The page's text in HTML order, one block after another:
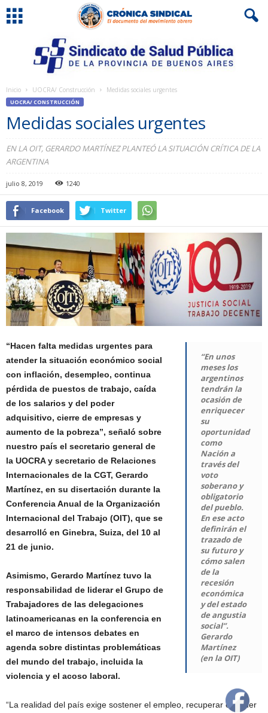
Inicio UOCRA/ Construcción Medidas sociales urgentes
UOCRA/ CONSTRUCCIÓN
Medidas sociales urgentes
EN LA OIT, GERARDO MARTÍNEZ PLANTEÓ LA SITUACIÓN CRÍTICA DE LA
ARGENTINA
julio 8, 2019 1240
Facebook Twitter
“En unos
meses los
argentinos
tendrán la
ocasión de
enriquecer
su
oportunidad
como
Nación a
través del
voto
soberano y
obligatorio
del pueblo.
En ese acto
definirán el
trazado de
su futuro y
cómo salen
de la
recesión
económica
y del estado
de angustia
social”.
Gerardo
Martínez
(en la OIT)
“Hacen falta medidas urgentes para
atender la situación económico social
con inflación, desempleo, continua
pérdida de puestos de trabajo, caída
de los salarios y del poder
adquisitivo, cierre de empresas y
aumento de la pobreza”, señaló sobre
nuestro país el secretario general de
la UOCRA y secretario de Relaciones
Internacionales de la CGT, Gerardo
Martínez, en su disertación durante la
Conferencia Anual de la Organización
Internacional del Trabajo (OIT), que se
desarrolló en Ginebra, Suiza, del 10 al
21 de junio.
Asimismo, Gerardo Martínez tuvo la
responsabilidad de liderar el Grupo de
Trabajadores de las delegaciones
latinoamericanas en la conferencia en
el marco de intensos debates en
agenda sobre distintas problemáticas
del mundo del trabajo, incluida la
violencia y el acoso laboral.
“La realidad del país exige sostener el empleo, recuperar el poder